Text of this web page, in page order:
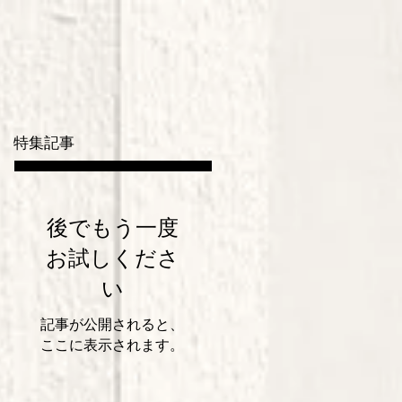
特集記事
後でもう一度
お試しくださ
い
記事が公開されると、
ここに表示されます。